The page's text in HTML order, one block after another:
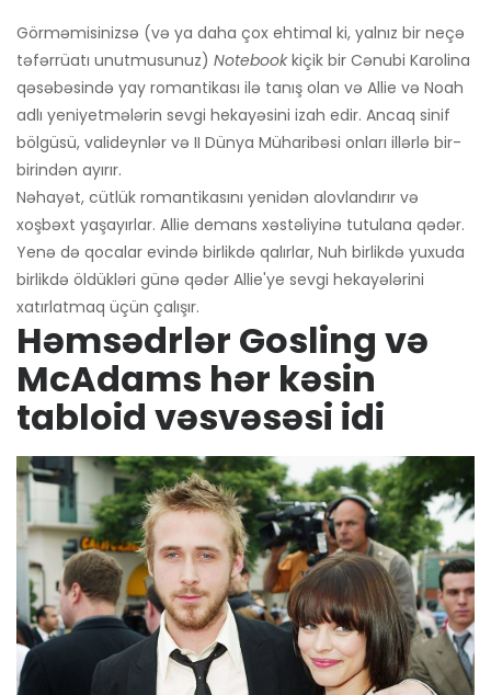
Görməmisinizsə (və ya daha çox ehtimal ki, yalnız bir neçə
təfərrüatı unutmusunuz) Notebookkiçik bir Cənubi Karolina
qəsəbəsində yay romantikası ilə tanış olan və Allie və Noah
adlı yeniyetmələrin sevgi hekayəsini izah edir. Ancaq sinif
bölgüsü, valideynlər və II Dünya Müharibəsi onları illərlə bir-
birindən ayırır.
Nəhayət, cütlük romantikasını yenidən alovlandırır və
xoşbəxt yaşayırlar. Allie demans xəstəliyinə tutulana qədər.
Yenə də qocalar evində birlikdə qalırlar, Nuh birlikdə yuxuda
birlikdə öldükləri günə qədər Allie'ye sevgi hekayələrini
xatırlatmaq üçün çalışır.
Həmsədrlər Gosling və
McAdams hər kəsin
tabloid vəsvəsəsi idi